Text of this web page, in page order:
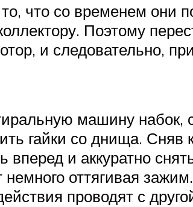
что со временем они
Поэтому
и следовательно,
машину набок,
гайки со днища. Сняв
вперед и аккуратно
оттягивая
проводят с